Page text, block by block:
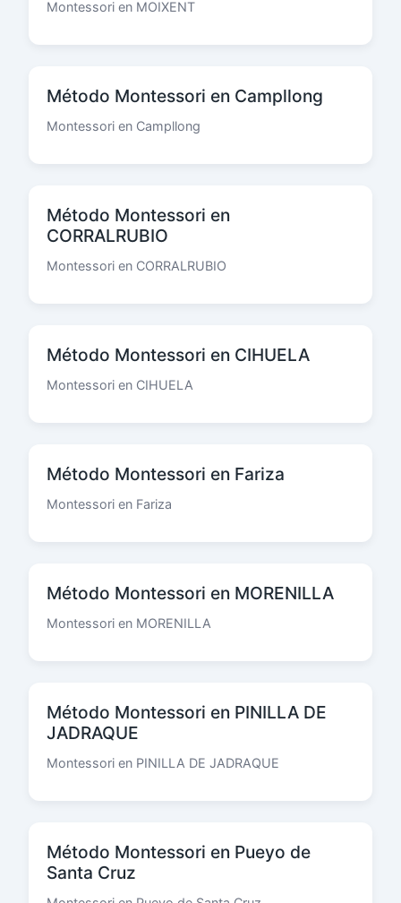
Montessori en MOIXENT
Método Montessori en Campllong
Montessori en Campllong
Método Montessori en
CORRALRUBIO
Montessori en CORRALRUBIO
Método Montessori en CIHUELA
Montessori en CIHUELA
Método Montessori en Fariza
Montessori en Fariza
Método Montessori en MORENILLA
Montessori en MORENILLA
Método Montessori en PINILLA DE
JADRAQUE
Montessori en PINILLA DE JADRAQUE
Método Montessori en Pueyo de
Santa Cruz